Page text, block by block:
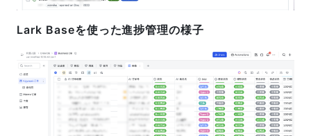
Lark Baseを使った進捗管理の様子